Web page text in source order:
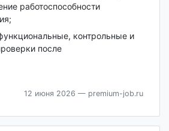
работоспособности
контрольные и
после
12 июня 2026 — premium-job.ru